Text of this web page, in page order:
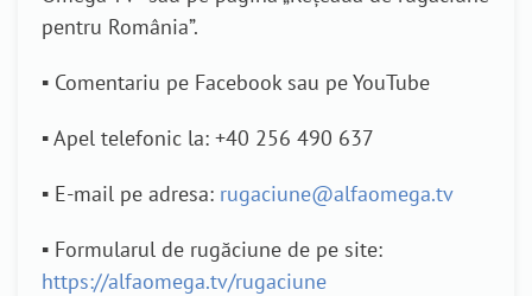
pentru România”.
▪️ Comentariu pe Facebook sau pe YouTube
▪️ Apel telefonic la: +40 256 490 637
▪️ E-mail pe adresa: rugaciune@alfaomega.tv
▪️ Formularul de rugăciune de pe site:
https://alfaomega.tv/rugaciune